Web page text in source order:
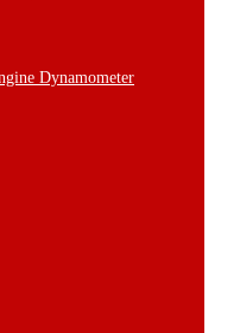
Dynamometer